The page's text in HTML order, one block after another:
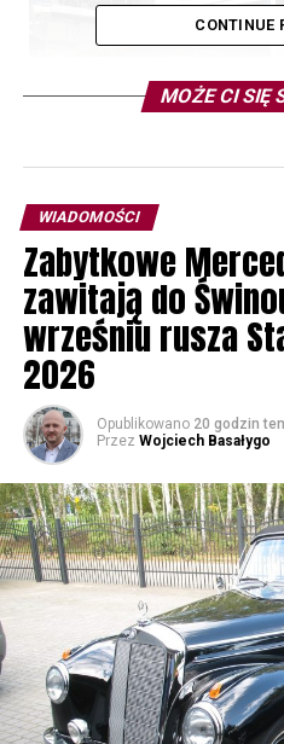
CONTINUE
MOŻE CI SIĘ
WIADOMOŚCI
Zabytkowe
zawitają do
wrześniu rusza
2026
Opublikowano 20 godzin
Przez Wojciech Basałygo